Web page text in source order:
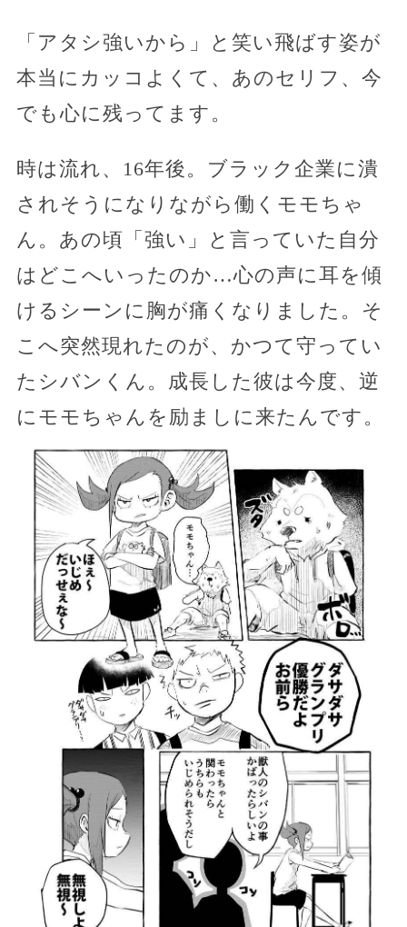
「アタシ強いから」と笑い飛ばす姿が
本当にカッコよくて、あのセリフ、今
でも心に残ってます。
時は流れ、16年後。ブラック企業に潰
されそうになりながら働くモモちゃ
ん。あの頃「強い」と言っていた自分
はどこへいったのか…心の声に耳を傾
けるシーンに胸が痛くなりました。そ
こへ突然現れたのが、かつて守ってい
たシバンくん。成長した彼は今度、逆
にモモちゃんを励ましに来たんです。